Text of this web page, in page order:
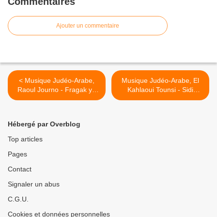
Ajouter un commentaire
< Musique Judéo-Arabe,
Raoul Journo - Fragak ya
omma
Musique Judéo-Arabe, El
Kahlaoui Tounsi - Sidi
Mansour كحلاوي تونسي -
Hébergé par Overblog
Top articles
Pages
Contact
Signaler un abus
C.G.U.
Cookies et données personnelles